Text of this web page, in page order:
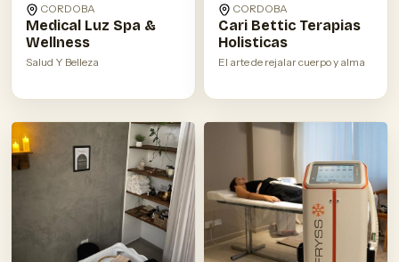
CORDOBA
Medical Luz Spa &
Wellness
Salud Y Belleza
CORDOBA
Cari Bettic Terapias
Holisticas
El arte de rejalar cuerpo y alma